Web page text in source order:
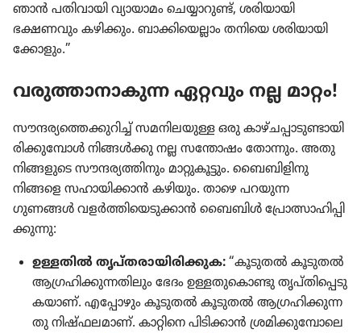
ഞാൻ പതിവാ​യി വ്യായാ​മം ചെയ്യാ​റുണ്ട്‌, ശരിയാ​യി
ഭക്ഷണവും കഴിക്കും. ബാക്കി​യെ​ല്ലാം തനിയെ ശരിയാ​യി​
ക്കോ​ളും.”
വരുത്താ​നാ​കു​ന്ന ഏറ്റവും നല്ല മാറ്റം!
സൗന്ദര്യ​ത്തെ​ക്കു​റിച്ച്‌ സമനി​ല​യു​ള്ള ഒരു കാഴ്‌ച​പ്പാ​ടു​ണ്ടാ​യി​
രി​ക്കു​മ്പോൾ നിങ്ങൾക്കു നല്ല സന്തോഷം തോന്നും. അതു
നിങ്ങളു​ടെ സൗന്ദര്യ​ത്തി​നും മാറ്റു​കൂ​ട്ടും. ബൈബി​ളി​നു
നിങ്ങളെ സഹായി​ക്കാൻ കഴിയും. താഴെ പറയുന്ന
ഗുണങ്ങൾ വളർത്തി​യെ​ടു​ക്കാൻ ബൈബിൾ പ്രോ​ത്സാ​ഹി​പ്പി​
ക്കു​ന്നു:
ഉള്ളതിൽ തൃപ്‌ത​രാ​യി​രി​ക്കു​ക: “കൂടുതൽ കൂടുതൽ
ആഗ്രഹി​ക്കു​ന്ന​തി​ലും ഭേദം ഉള്ളതു​കൊ​ണ്ടു തൃപ്‌തി​പ്പെ​ടു​
ക​യാണ്‌. എപ്പോ​ഴും കൂടുതൽ കൂടുതൽ ആഗ്രഹി​ക്കു​ന്ന​
തു നിഷ്‌ഫ​ല​മാണ്‌. കാറ്റിനെ പിടി​ക്കാൻ ശ്രമി​ക്കു​മ്പോ​ലെ​